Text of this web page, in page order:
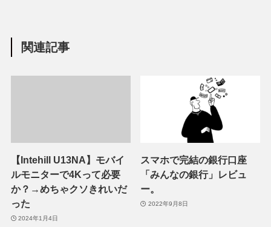
関連記事
【Intehill U13NA】モバイ
ルモニターで4Kって必要
か？→めちゃクソきれいだ
った
2024年1月4日
スマホで完結の銀行口座
「みんなの銀行」レビュ
ー。
2022年9月8日